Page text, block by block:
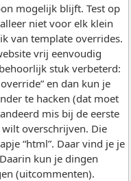
mogelijk blijft. Test op
niet voor elk klein
van template overrides.
vrij eenvoudig
stuk verbeterd:
en dan kun je
te hacken (dat moet
mis bij de eerste
wilt overschrijven. Die
“html”. Daar vind je je
kun je dingen
(uitcommenten).